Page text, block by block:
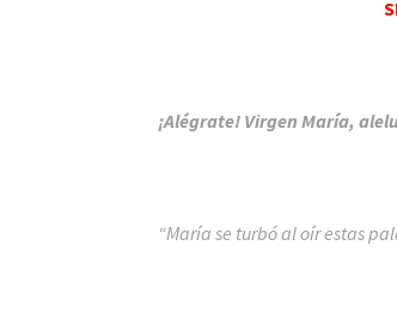
¡Alégrate! Virgen María,
“María se turbó al oír estas